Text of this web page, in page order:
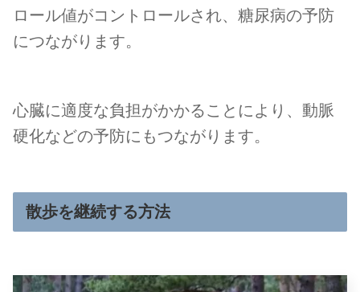
ロール値がコントロールされ、糖尿病の予防
につながります。
心臓に適度な負担がかかることにより、動脈
硬化などの予防にもつながります。
散歩を継続する方法